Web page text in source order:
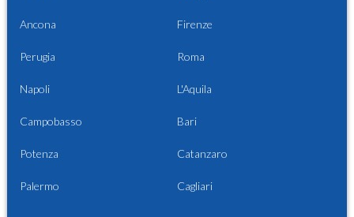
Ancona Firenze
Perugia Roma
Napoli L'Aquila
Campobasso Bari
Potenza Catanzaro
Palermo Cagliari